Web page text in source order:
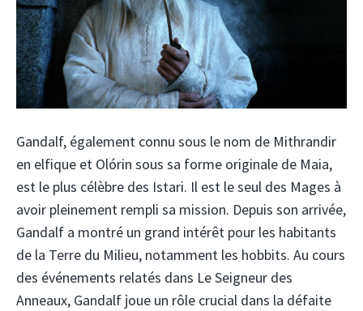
Gandalf, également connu sous le nom de Mithrandir
en elfique et Olórin sous sa forme originale de Maia,
est le plus célèbre des Istari. Il est le seul des Mages à
avoir pleinement rempli sa mission. Depuis son arrivée,
Gandalf a montré un grand intérêt pour les habitants
de la Terre du Milieu, notamment les hobbits. Au cours
des événements relatés dans Le Seigneur des
Anneaux, Gandalf joue un rôle crucial dans la défaite